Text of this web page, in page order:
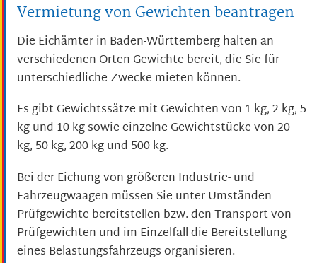
Vermietung von Gewichten beantragen
Die Eichämter in Baden-Württemberg halten an
verschiedenen Orten Gewichte bereit, die Sie für
unterschiedliche Zwecke mieten können.
Es gibt Gewichtssätze mit Gewichten von 1 kg, 2 kg, 5
kg und 10 kg sowie einzelne Gewichtstücke von 20
kg, 50 kg, 200 kg und 500 kg.
Bei der Eichung von größeren Industrie- und
Fahrzeugwaagen müssen Sie unter Umständen
Prüfgewichte bereitstellen bzw. den Transport von
Prüfgewichten und im Einzelfall die Bereitstellung
eines Belastungsfahrzeugs organisieren.